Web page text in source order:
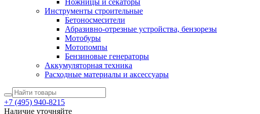
Ножницы и секаторы
Инструменты строительные
Бетоносмесители
Абразивно-отрезные устройства, бензорезы
Мотобуры
Мотопомпы
Бензиновые генераторы
Аккумуляторная техника
Расходные материалы и аксессуары
+7 (495) 940-8215
Наличие уточняйте